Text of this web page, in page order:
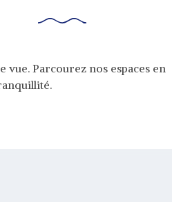
Parcourez nos espaces en